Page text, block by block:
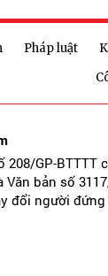
Pháp luật
208/GP-BTTTT
bản số
đổi người đứng